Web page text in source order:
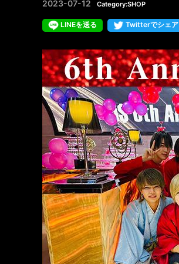
2023-07-12 Category:SHOP
LINEを送る Twitterでシェア